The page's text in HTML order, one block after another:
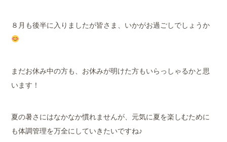
８月も後半に入りましたが皆さま、いかがお過ごしでしょうか
まだお休み中の方も、お休みが明けた方もいらっしゃるかと思
います！
夏の暑さにはなかなか慣れませんが、元気に夏を楽しむために
も体調管理を万全にしていきたいですね♪